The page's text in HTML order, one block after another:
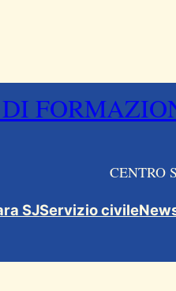
CENTRO
SJServizio civile